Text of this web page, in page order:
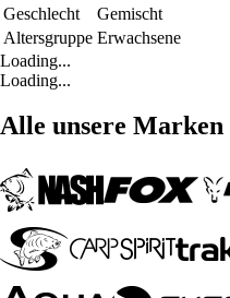
Geschlecht
Gemischt
Altersgruppe Erwachsene
Loading...
Loading...
Alle unsere Marken